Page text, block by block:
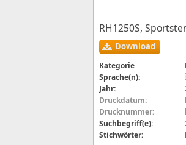
RH1250S,
Download
Kategorie
Sprache(n):
Jahr:
Druckdatum:
Drucknummer:
Suchbegriff(e):
Stichwörter: